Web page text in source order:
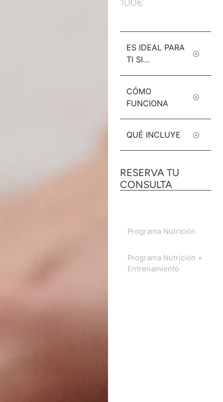
Programa Nutrición
Programa Nutrición +
Entrenamiento
ES IDEAL PARA
TI SI…
CÓMO
FUNCIONA
QUÉ INCLUYE
RESERVA TU
CONSULTA